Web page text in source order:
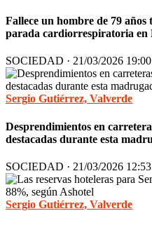
Fallece un hombre de 79 años
parada cardiorrespiratoria en
SOCIEDAD · 21/03/2026
Sergio Gutiérrez, Valverde
Desprendimientos en
destacadas durante esta
SOCIEDAD · 21/03/2026
Sergio Gutiérrez, Valverde